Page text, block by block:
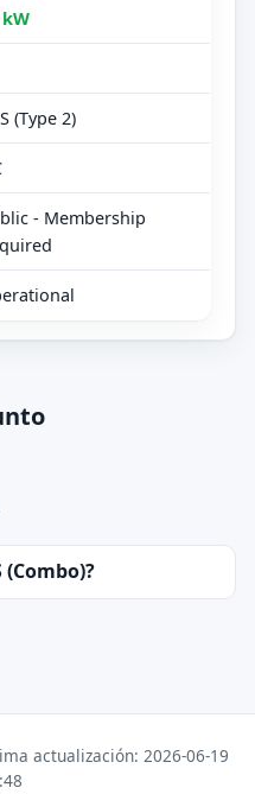
(Type 2)
- Membership
(Combo)?
actualización: 2026-06-19